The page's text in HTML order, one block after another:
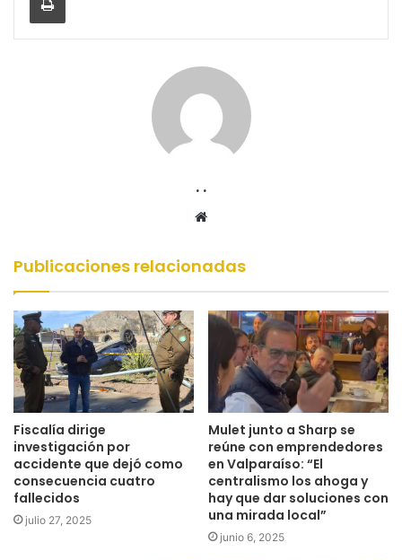
. .
Sitio
Publicaciones relacionadas
Fiscalía dirige
investigación por
accidente que dejó como
consecuencia cuatro
fallecidos
julio 27, 2025
Mulet junto a Sharp se
reúne con emprendedores
en Valparaíso: “El
centralismo los ahoga y
hay que dar soluciones con
una mirada local”
junio 6, 2025